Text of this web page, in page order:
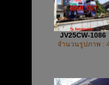
JV25CW-1086
จำนวนรูปภาพ :